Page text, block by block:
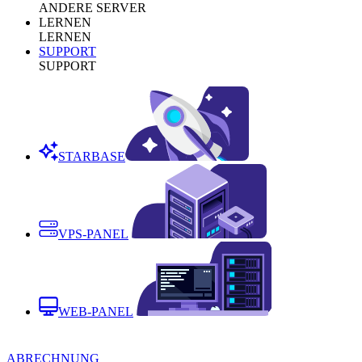
ANDERE SERVER
LERNEN
LERNEN
SUPPORT
SUPPORT
STARBASE
VPS-PANEL
WEB-PANEL
ABRECHNUNG